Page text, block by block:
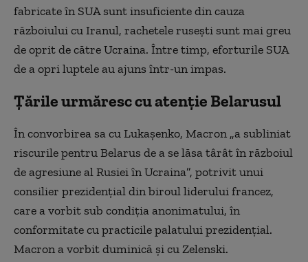
fabricate în SUA sunt insuficiente din cauza
războiului cu Iranul, rachetele rusești sunt mai greu
de oprit de către Ucraina. Între timp, eforturile SUA
de a opri luptele au ajuns într-un impas.
Țările urmăresc cu atenție Belarusul
În convorbirea sa cu Lukașenko, Macron „a subliniat
riscurile pentru Belarus de a se lăsa târât în războiul
de agresiune al Rusiei în Ucraina”, potrivit unui
consilier prezidențial din biroul liderului francez,
care a vorbit sub condiția anonimatului, în
conformitate cu practicile palatului prezidențial.
Macron a vorbit duminică și cu Zelenski.